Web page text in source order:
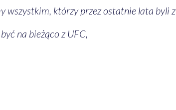
wszystkim, którzy przez ostatnie lata byli z
na bieżąco z UFC,